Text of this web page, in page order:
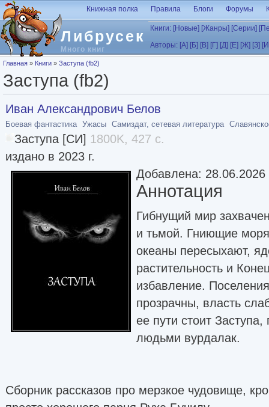
Перейти к основному содержанию
Либрусек
Много книг
Книжная полка Правила Блоги Форумы
Книги: [Новые] [Жанры] [Серии]
Авторы: [А] [Б] [В] [Г] [Д] [Е] [Ж] [З]
Вы здесь
Главная » Книги » Заступа (fb2)
Заступа (fb2)
Иван Александрович Белов
Боевая фантастика Ужасы Самиздат, сетевая литература
Заступа [СИ] 1800K, 427 с.
издано в 2023 г.
Добавлена: 28.06.2026
Аннотация
Гибнущий мир
и тьмой. Гниющие
океаны пересыхают,
растительность и
избавление.
прозрачны, власть
ее пути стоит
людьми вурдалак.
Сборник рассказов про мерзкое чудовище,